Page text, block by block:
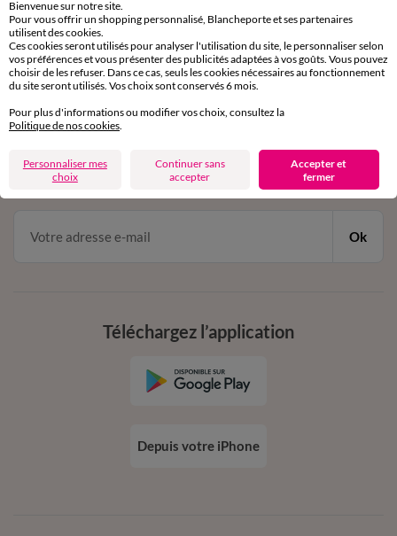
Service clients
par chat et par téléphone
de 8h00 à 20h00 du lundi au samedi
11€ Offerts
en vous inscrivant à la newsletter
dès 20€ d’achat
conditions dans votre email de confirmation
Ok
Téléchargez l’application
Depuis votre iPhone
Bienvenue sur notre site.
Pour vous offrir un shopping personnalisé, Blancheporte et ses partenaires
utilisent des cookies.
Ces cookies seront utilisés pour analyser l'utilisation du site, le personnaliser selon
vos préférences et vous présenter des publicités adaptées à vos goûts. Vous pouvez
choisir de les refuser. Dans ce cas, seuls les cookies nécessaires au fonctionnement
du site seront utilisés. Vos choix sont conservés 6 mois.
Pour plus d'informations ou modifier vos choix, consultez la
Politique de nos cookies.
Personnaliser mes
choix
Continuer sans
accepter
Accepter et
fermer